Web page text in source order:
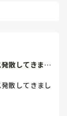
散してきまし
散してきまし